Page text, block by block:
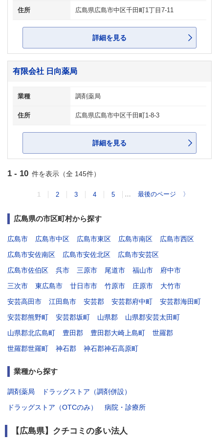
住所 広島県広島市中区千田町1丁目7-11
詳細を見る
有限会社 日向薬局
業種 調剤薬局
住所 広島県広島市中区千田町1-8-3
詳細を見る
1 - 10 件を表示（全 145件）
1 2 3 4 5 … 最後のページ 〉
広島県の市区町村から探す
広島市 広島市中区 広島市東区 広島市南区
広島市西区
広島市安佐南区
広島市安佐北区
広島市安芸区
広島市佐伯区
呉市 三原市 尾道市 福山市
府中市
三次市
東広島市 廿日市市 竹原市 庄原市
大竹市
安芸高田市
江田島市 安芸郡 安芸郡府中町
安芸郡海田町
安芸郡熊野町
安芸郡坂町 山県郡
山県郡安芸太田町
山県郡北広島町
豊田郡 豊田郡大崎上島町
世羅郡
世羅郡世羅町
神石郡 神石郡神石高原町
業種から探す
調剤薬局
ドラッグストア（調剤併設）
ドラッグストア（OTCのみ）
病院・診療所
【広島県】クチコミの多い法人